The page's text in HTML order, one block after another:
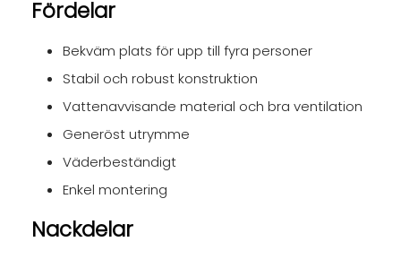
Fördelar
Bekväm plats för upp till fyra personer
Stabil och robust konstruktion
Vattenavvisande material och bra ventilation
Generöst utrymme
Väderbeständigt
Enkel montering
Nackdelar